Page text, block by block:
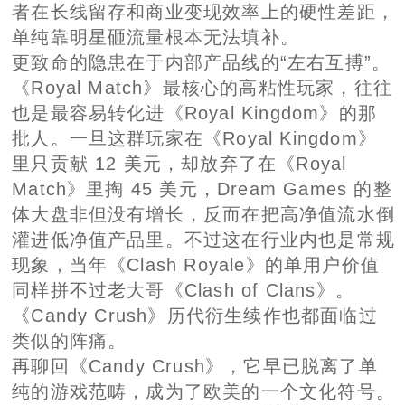
者在长线留存和商业变现效率上的硬性差距，
单纯靠明星砸流量根本无法填补。
更致命的隐患在于内部产品线的“左右互搏”。
《Royal Match》最核心的高粘性玩家，往往
也是最容易转化进《Royal Kingdom》的那
批人。一旦这群玩家在《Royal Kingdom》
里只贡献 12 美元，却放弃了在《Royal
Match》里掏 45 美元，Dream Games 的整
体大盘非但没有增长，反而在把高净值流水倒
灌进低净值产品里。不过这在行业内也是常规
现象，当年《Clash Royale》的单用户价值
同样拼不过老大哥《Clash of Clans》。
《Candy Crush》历代衍生续作也都面临过
类似的阵痛。
再聊回《Candy Crush》，它早已脱离了单
纯的游戏范畴，成为了欧美的一个文化符号。